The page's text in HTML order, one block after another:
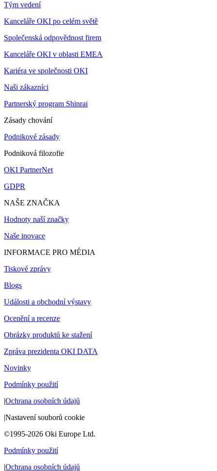
Tým vedení
Kanceláře OKI po celém světě
Společenská odpovědnost firem
Kanceláře OKI v oblasti EMEA
Kariéra ve společnosti OKI
Naši zákazníci
Partnerský program Shinrai
Zásady chování
Podnikové zásady
Podniková filozofie
OKI PartnerNet
GDPR
NAŠE ZNAČKA
Hodnoty naší značky
Naše inovace
INFORMACE PRO MÉDIA
Tiskové zprávy
Blogs
Události a obchodní výstavy
Ocenění a recenze
Obrázky produktů ke stažení
Zpráva prezidenta OKI DATA
Novinky
Podmínky použití
|Ochrana osobních údajů
|Nastavení souborů cookie
©1995-2026 Oki Europe Ltd.
Podmínky použití
|Ochrana osobních údajů